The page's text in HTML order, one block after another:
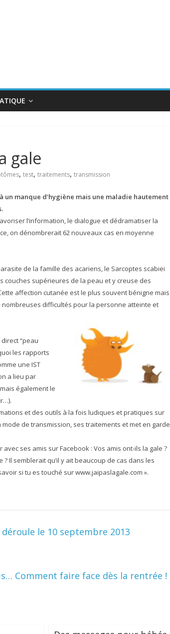
gale
, test, traitements, transmission
un manque d’hygiène mais une maladie hautement
l’information, le dialogue et dédramatiser la
on dénombrerait 62 nouveaux cas en moyenne
de la famille des acariens, le Sarcoptes scabiei
couches supérieures de la peau et y creuse des
affection cutanée est le plus souvent bénigne mais
difficultés pour la personne atteinte et
“peau
les rapports
une IST
a lieu par
également le
et des outils à la fois ludiques et pratiques sur
de transmission, ses traitements et met en garde
avec ses amis sur Facebook : Vos amis ont-ils la gale ?
Il semblerait qu’il y ait beaucoup de cas dans les
si tu es touché sur www.jaipaslagale.com ».
le 10 septembre 2013
Comment faire face dès la rentrée !